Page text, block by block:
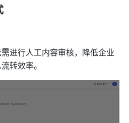
进行人工内容审核，降低企业
转效率。